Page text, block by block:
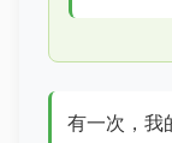
有一次，我